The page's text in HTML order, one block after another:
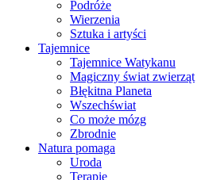
Podróże
Wierzenia
Sztuka i artyści
Tajemnice
Tajemnice Watykanu
Magiczny świat zwierząt
Błękitna Planeta
Wszechświat
Co może mózg
Zbrodnie
Natura pomaga
Uroda
Terapie